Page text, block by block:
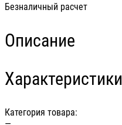
Безналичный расчет
Описание
Характеристики
Категория товара: